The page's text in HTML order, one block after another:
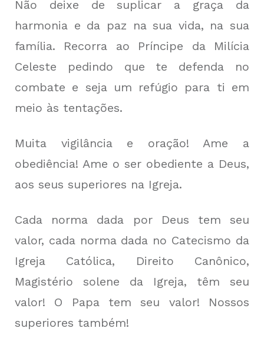
Não deixe de suplicar a graça da
harmonia e da paz na sua vida, na sua
família. Recorra ao Príncipe da Milícia
Celeste pedindo que te defenda no
combate e seja um refúgio para ti em
meio às tentações.
Muita vigilância e oração! Ame a
obediência! Ame o ser obediente a Deus,
aos seus superiores na Igreja.
Cada norma dada por Deus tem seu
valor, cada norma dada no Catecismo da
Igreja Católica, Direito Canônico,
Magistério solene da Igreja, têm seu
valor! O Papa tem seu valor! Nossos
superiores também!